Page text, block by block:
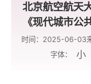
北京航空航天
《现代城市公
时间：2025-06-03
字体：
小